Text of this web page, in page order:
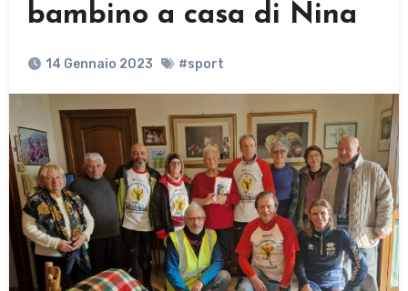
bambino a casa di Nina
14 Gennaio 2023 #sport